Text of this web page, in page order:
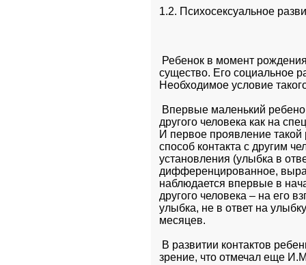
1.2. Психосексуальное
Ребенок в момент
существо. Его социальное
Необходимое условие
Впервые маленький
другого человека как на
И первое проявление
способ контакта с другим
установления (улыбка в
дифференцированное,
наблюдается впервые в
другого человека – на его
улыбка, не в ответ на
месяцев.
В развитии контактов
зрение, что отмечал еще